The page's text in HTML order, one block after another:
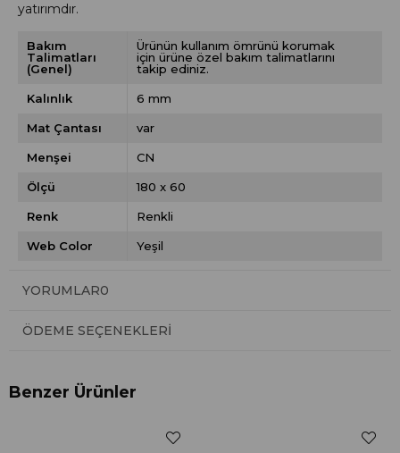
yatırımdır.
Bakım
Talimatları
(Genel)
Ürünün kullanım ömrünü korumak
için ürüne özel bakım talimatlarını
takip ediniz.
Kalınlık 6 mm
Mat Çantası var
Menşei CN
Ölçü 180 x 60
Renk Renkli
Web Color Yeşil
YORUMLAR0
ÖDEME SEÇENEKLERI
Benzer Ürünler